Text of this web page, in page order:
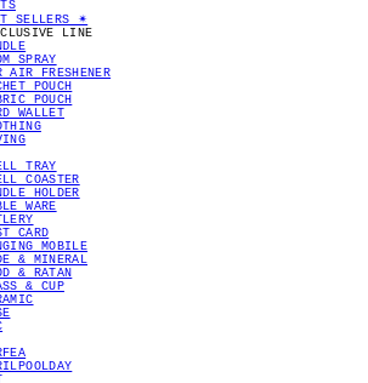
SELLERS ✴︎
LINE
SPRAY
AIR FRESHENER
POUCH
POUCH
WALLET
TRAY
COASTER
HOLDER
WARE
CARD
MOBILE
& MINERAL
& RATAN
& CUP